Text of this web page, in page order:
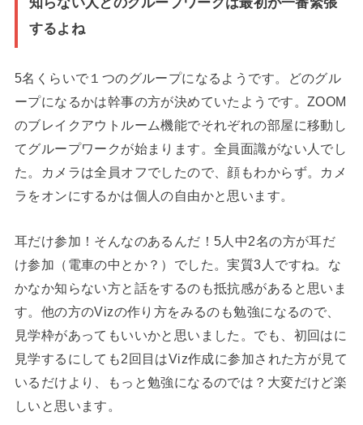
するよね
5名くらいで１つのグループになるようです。どのグル
ープになるかは幹事の方が決めていたようです。ZOOM
のブレイクアウトルーム機能でそれぞれの部屋に移動し
てグループワークが始まります。全員面識がない人でし
た。カメラは全員オフでしたので、顔もわからず。カメ
ラをオンにするかは個人の自由かと思います。
耳だけ参加！そんなのあるんだ！5人中2名の方が耳だ
け参加（電車の中とか？）でした。実質3人ですね。な
かなか知らない方と話をするのも抵抗感があると思いま
す。他の方のVizの作り方をみるのも勉強になるので、
見学枠があってもいいかと思いました。でも、初回はに
見学するにしても2回目はViz作成に参加された方が見て
いるだけより、もっと勉強になるのでは？大変だけど楽
しいと思います。